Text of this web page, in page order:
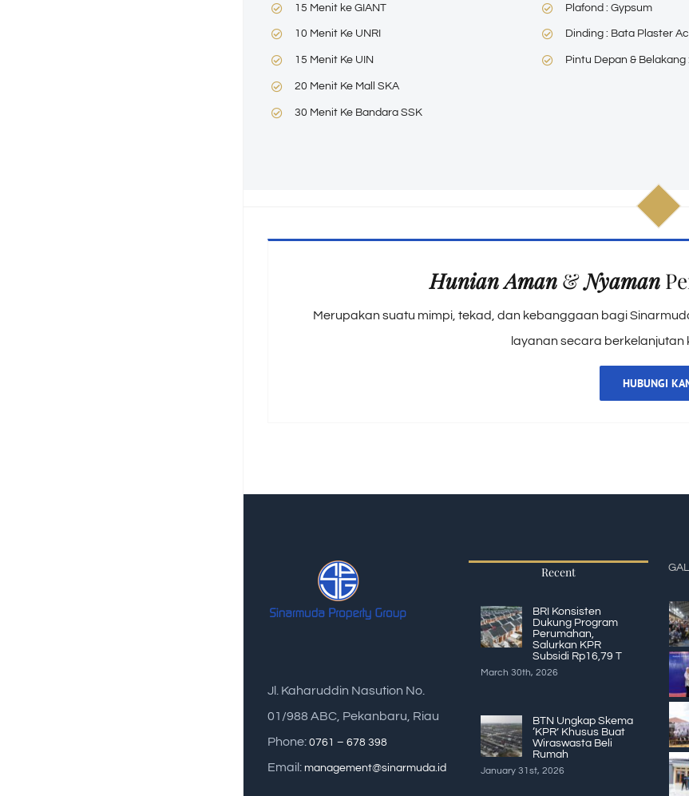
15 Menit ke GIANT
10 Menit Ke UNRI
15 Menit Ke UIN
20 Menit Ke Mall SKA
30 Menit Ke Bandara SSK
Plafond : Gypsum
Dinding : Bata Plaster
Pintu Depan & Belakang
Hunian Aman &Nyaman
Merupakan suatu mimpi, tekad, dan kebanggaan bagi
layanan secara
HUBUNGI
Jl. Kaharuddin Nasution No.
01/988 ABC, Pekanbaru, Riau
Phone: 0761 – 678 398
Email: management@sinarmuda.id
Recent
BRI Konsisten
Dukung Program
Perumahan,
Salurkan KPR
Subsidi Rp16,79 T
March 30th, 2026
BTN Ungkap Skema
‘KPR’ Khusus Buat
Wiraswasta Beli
Rumah
January 31st, 2026